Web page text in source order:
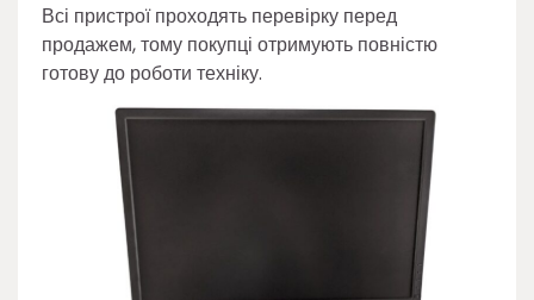
Всі пристрої проходять перевірку перед
продажем, тому покупці отримують повністю
готову до роботи техніку.